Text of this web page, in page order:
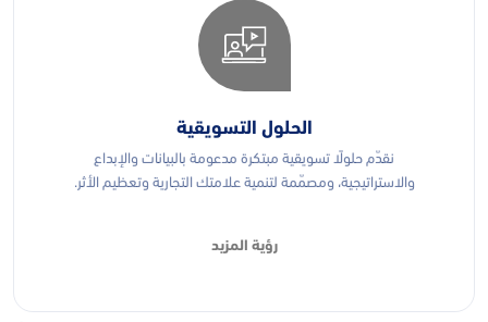
الحلول التسويقية
نقدّم حلولًا تسويقية مبتكرة مدعومة بالبيانات والإبداع
والاستراتيجية، ومصمّمة لتنمية علامتك التجارية وتعظيم الأثر.
رؤية المزيد